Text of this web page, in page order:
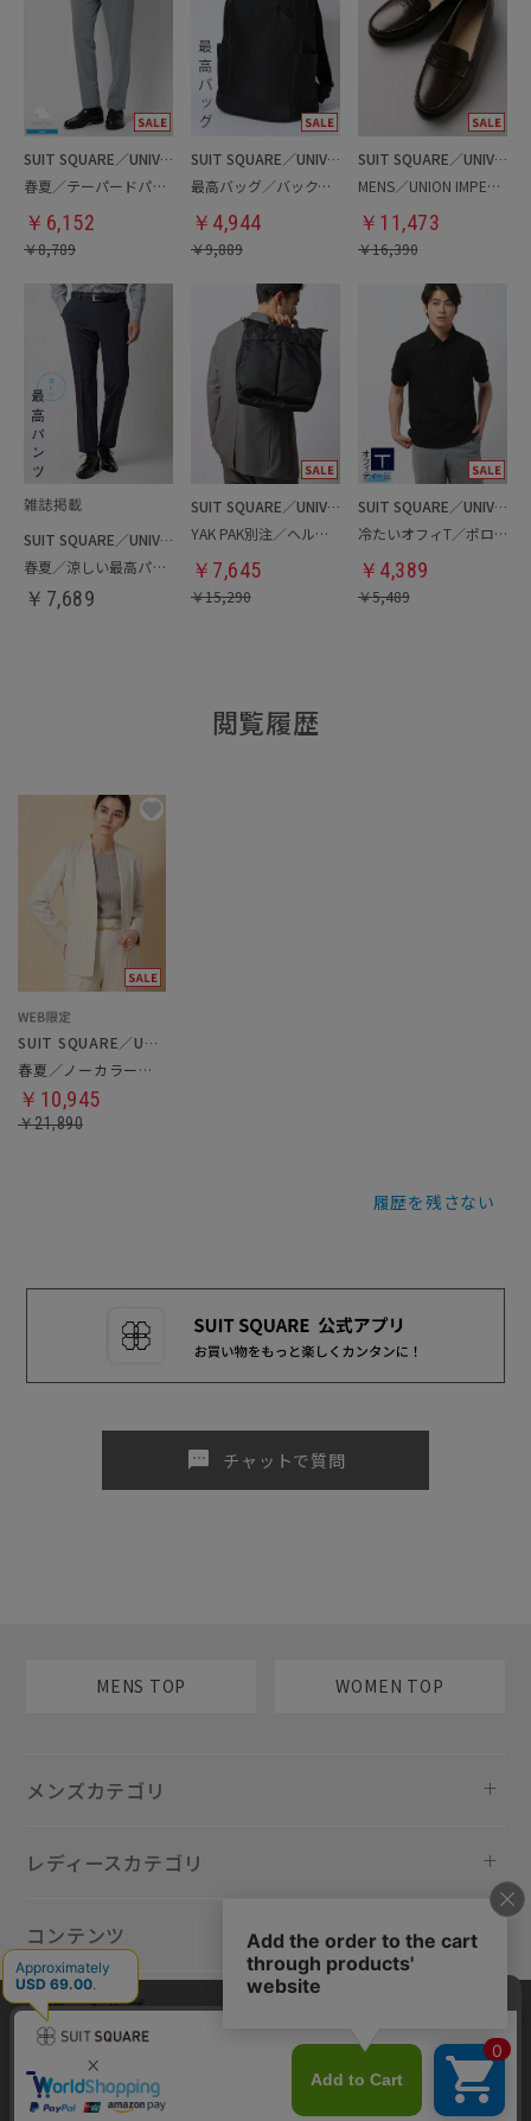
SUIT SQUARE／UNIVERSAL LANGUAGE
春夏／テーパードパンツ
￥ 6,152
￥8,789
SUIT SQUARE／UNIVERSAL LANGUAGE
最高バッグ／バックパック
￥ 4,944
￥9,889
SUIT SQUARE／UNIVERSAL LANGUAGE
MENS／UNION IMPERIAL監修／コインローファー
￥ 11,473
￥16,390
SUIT SQUARE／UNIVERSAL LANGUAGE
春夏／涼しい最高パンツ
￥ 7,689
SUIT SQUARE／UNIVERSAL LANGUAGE
YAK PAK別注／ヘルメットバッグ
￥ 7,645
￥15,290
SUIT SQUARE／UNIVERSAL LANGUAGE
冷たいオフィT／ポロシャツ
￥ 4,389
￥5,489
閲覧履歴
SUIT SQUARE／UNIVERSAL LANGUAGE／WHITE
春夏／ノーカラージャケット
￥10,945
￥21,890
履歴を残さない
sms チャットで質問
MENS TOP WOMEN TOP
メンズカテゴリ
レディースカテゴリ
コンテンツ
規約・ヘルプ
当サイトでは利用体験の向上およびコンテンツの最適な提供、トラフィ
ックの分析を目的としてCookieを使用しています。サイトの閲覧を継続
された場合、Cookieの利用に同意したものといたします。詳細について